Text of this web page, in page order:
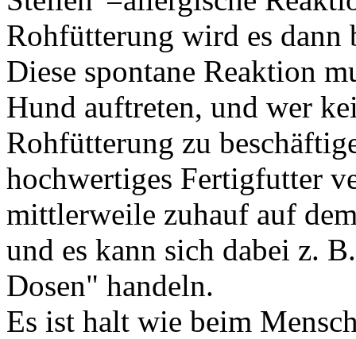
Rohfütterung wird es dann
Diese spontane Reaktion
Hund auftreten, und wer
Rohfütterung zu
hochwertiges Fertigfutter
mittlerweile zuhauf auf
und es kann sich dabei z.
Dosen" handeln.
Es ist halt wie beim